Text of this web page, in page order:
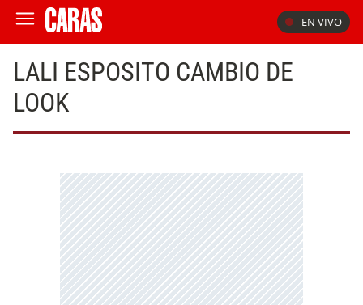
EN VIVO
LALI ESPOSITO CAMBIO DE
LOOK